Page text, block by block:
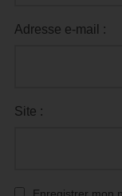
Adresse e-mail :
Site :